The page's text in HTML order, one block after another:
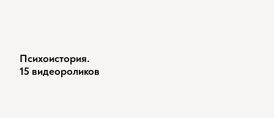
Психоистория.
15 видеороликов